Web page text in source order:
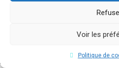
Voir les
Politique de
Copyright © 2017 Flavio Da